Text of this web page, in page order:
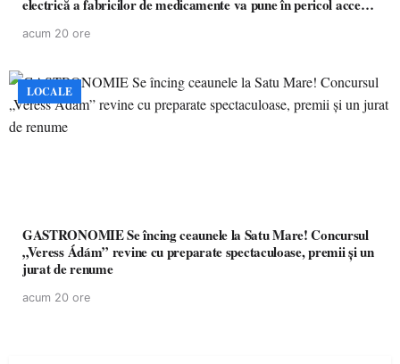
electrică a fabricilor de medicamente va pune în pericol accesul
acum 20 ore
LOCALE
GASTRONOMIE Se încing ceaunele la Satu Mare! Concursul
„Veress Ádám” revine cu preparate spectaculoase, premii și un
jurat de renume
acum 20 ore